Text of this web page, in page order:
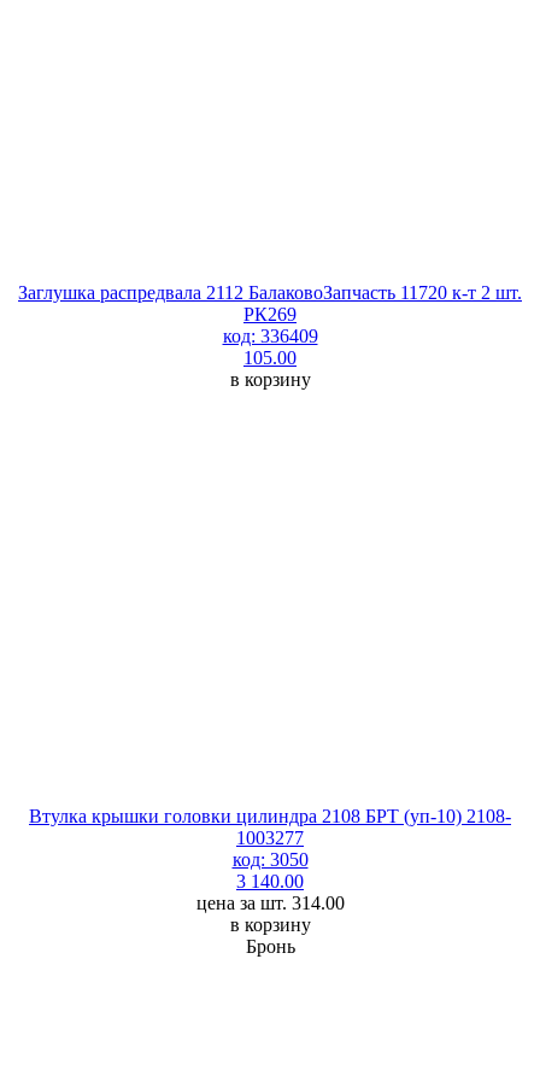
Заглушка распредвала 2112 БалаковоЗапчасть 11720 к-т 2 шт.
РК269
код: 336409
105.00
в корзину
Втулка крышки головки цилиндра 2108 БРТ (уп-10) 2108-
1003277
код: 3050
3 140.00
цена за шт. 314.00
в корзину
Бронь